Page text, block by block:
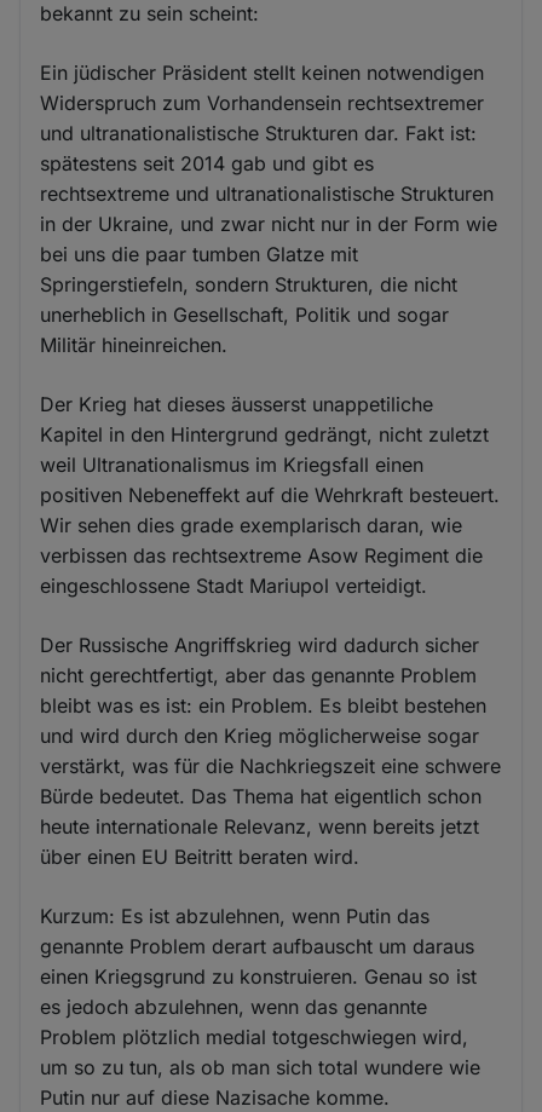
bekannt zu sein scheint:
Ein jüdischer Präsident stellt keinen notwendigen
Widerspruch zum Vorhandensein rechtsextremer
und ultranationalistische Strukturen dar. Fakt ist:
spätestens seit 2014 gab und gibt es
rechtsextreme und ultranationalistische Strukturen
in der Ukraine, und zwar nicht nur in der Form wie
bei uns die paar tumben Glatze mit
Springerstiefeln, sondern Strukturen, die nicht
unerheblich in Gesellschaft, Politik und sogar
Militär hineinreichen.
Der Krieg hat dieses äusserst unappetiliche
Kapitel in den Hintergrund gedrängt, nicht zuletzt
weil Ultranationalismus im Kriegsfall einen
positiven Nebeneffekt auf die Wehrkraft besteuert.
Wir sehen dies grade exemplarisch daran, wie
verbissen das rechtsextreme Asow Regiment die
eingeschlossene Stadt Mariupol verteidigt.
Der Russische Angriffskrieg wird dadurch sicher
nicht gerechtfertigt, aber das genannte Problem
bleibt was es ist: ein Problem. Es bleibt bestehen
und wird durch den Krieg möglicherweise sogar
verstärkt, was für die Nachkriegszeit eine schwere
Bürde bedeutet. Das Thema hat eigentlich schon
heute internationale Relevanz, wenn bereits jetzt
über einen EU Beitritt beraten wird.
Kurzum: Es ist abzulehnen, wenn Putin das
genannte Problem derart aufbauscht um daraus
einen Kriegsgrund zu konstruieren. Genau so ist
es jedoch abzulehnen, wenn das genannte
Problem plötzlich medial totgeschwiegen wird,
um so zu tun, als ob man sich total wundere wie
Putin nur auf diese Nazisache komme.